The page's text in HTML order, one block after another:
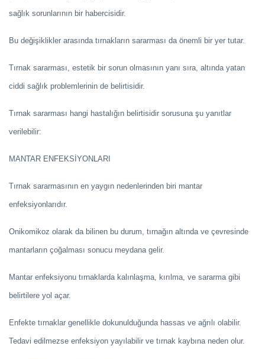
sağlık sorunlarının bir habercisidir.
Bu değişiklikler arasında tırnakların sararması da önemli bir yer tutar.
Tırnak sararması, estetik bir sorun olmasının yanı sıra, altında yatan
ciddi sağlık problemlerinin de belirtisidir.
Tırnak sararması hangi hastalığın belirtisidir sorusuna şu yanıtlar
verilebilir:
MANTAR ENFEKSİYONLARI
Tırnak sararmasının en yaygın nedenlerinden biri mantar
enfeksiyonlarıdır.
Onikomikoz olarak da bilinen bu durum, tırnağın altında ve çevresinde
mantarların çoğalması sonucu meydana gelir.
Mantar enfeksiyonu tırnaklarda kalınlaşma, kırılma, ve sararma gibi
belirtilere yol açar.
Enfekte tırnaklar genellikle dokunulduğunda hassas ve ağrılı olabilir.
Tedavi edilmezse enfeksiyon yayılabilir ve tırnak kaybına neden olur.